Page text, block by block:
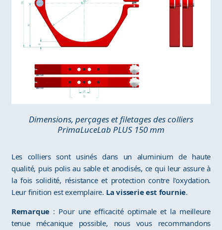
Dimensions, perçages et filetages des colliers
PrimaLuceLab PLUS 150 mm
Les colliers sont usinés dans un aluminium de haute
qualité, puis polis au sable et anodisés, ce qui leur assure à
la fois solidité, résistance et protection contre l'oxydation.
Leur finition est exemplaire. La visserie est fournie.
Remarque : Pour une efficacité optimale et la meilleure
tenue mécanique possible, nous vous recommandons